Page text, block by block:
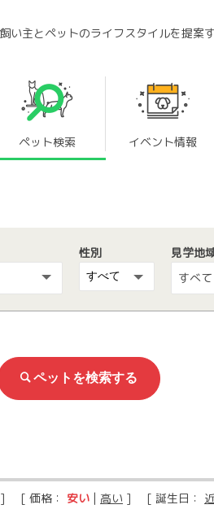
飼い主とペットのライフスタイルを提案
ペット検索 イベント情報
性別
見学地
すべて
] [ 価格： 安い | 高い ] [ 誕生日：